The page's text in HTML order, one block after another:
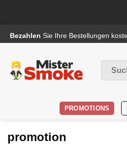
au
Bezahlen Sie Ihre Bestellungen
nach
PROMOTIONS
promotion